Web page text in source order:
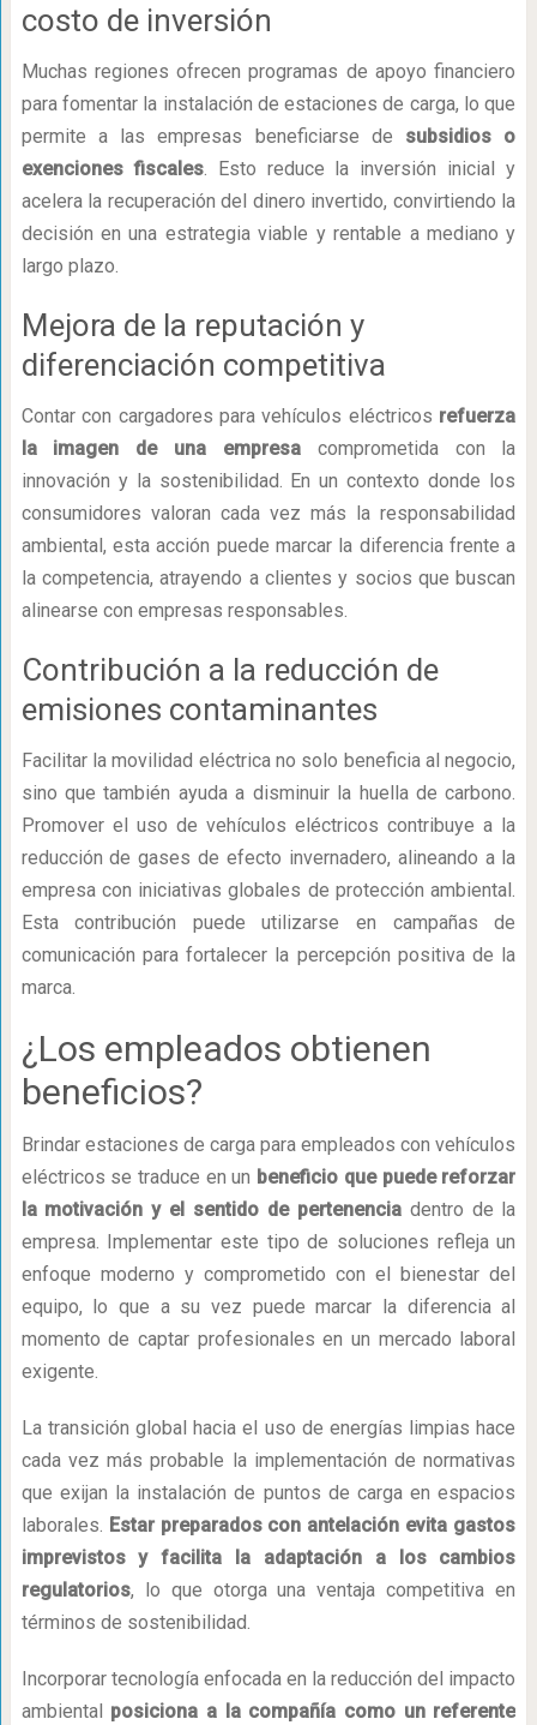
costo de inversión
Muchas regiones ofrecen programas de apoyo financiero
para fomentar la instalación de estaciones de carga, lo que
permite a las empresas beneficiarse de subsidios o
exenciones fiscales. Esto reduce la inversión inicial y
acelera la recuperación del dinero invertido, convirtiendo la
decisión en una estrategia viable y rentable a mediano y
largo plazo.
Mejora de la reputación y
diferenciación competitiva
Contar con cargadores para vehículos eléctricos refuerza
la imagen de una empresa comprometida con la
innovación y la sostenibilidad. En un contexto donde los
consumidores valoran cada vez más la responsabilidad
ambiental, esta acción puede marcar la diferencia frente a
la competencia, atrayendo a clientes y socios que buscan
alinearse con empresas responsables.
Contribución a la reducción de
emisiones contaminantes
Facilitar la movilidad eléctrica no solo beneficia al negocio,
sino que también ayuda a disminuir la huella de carbono.
Promover el uso de vehículos eléctricos contribuye a la
reducción de gases de efecto invernadero, alineando a la
empresa con iniciativas globales de protección ambiental.
Esta contribución puede utilizarse en campañas de
comunicación para fortalecer la percepción positiva de la
marca.
¿Los empleados obtienen
beneficios?
Brindar estaciones de carga para empleados con vehículos
eléctricos se traduce en un beneficio que puede reforzar
la motivación y el sentido de pertenenciadentro de la
empresa. Implementar este tipo de soluciones refleja un
enfoque moderno y comprometido con el bienestar del
equipo, lo que a su vez puede marcar la diferencia al
momento de captar profesionales en un mercado laboral
exigente.
La transición global hacia el uso de energías limpias hace
cada vez más probable la implementación de normativas
que exijan la instalación de puntos de carga en espacios
laborales. Estar preparados con antelación evita gastos
imprevistos y facilita la adaptación a los cambios
regulatorios, lo que otorga una ventaja competitiva en
términos de sostenibilidad.
Incorporar tecnología enfocada en la reducción del impacto
ambiental posiciona a la compañía como un referente